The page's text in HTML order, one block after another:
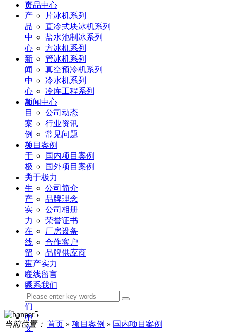
页
产
品
中
心
新
闻
中
心
项
目
案
例
关
于
极
力
生
产
实
力
在
线
留
言
联
系
我
们
中
文
产品中心
片冰机系列
直冷式块冰机系列
盐水池制冰系列
方冰机系列
管冰机系列
真空预冷机系列
冷水机系列
冷库工程系列
新闻中心
公司动态
行业资讯
常见问题
项目案例
国内项目案例
国外项目案例
关于极力
公司简介
品牌理念
公司相册
荣誉证书
厂房设备
合作客户
品牌供应商
生产实力
在线留言
联系我们
当前位置： 首页 » 项目案例 » 国内项目案例